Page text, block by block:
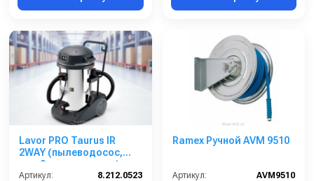
Lavor PRO Taurus IR
2WAY (пылеводосос,
для 2-х операторов)
Артикул:
8.212.0523
Ramex Ручной AVM 9510
Артикул:
AVM9510